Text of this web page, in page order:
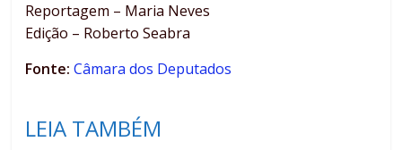
Reportagem – Maria Neves
Edição – Roberto Seabra
Fonte: Câmara dos Deputados
LEIA TAMBÉM